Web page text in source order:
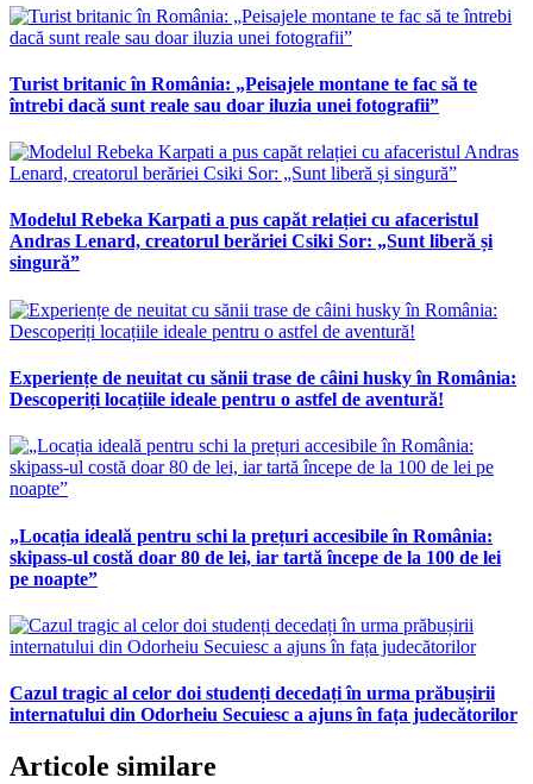
Turist britanic în România: „Peisajele montane te fac să te
întrebi dacă sunt reale sau doar iluzia unei fotografii”
Modelul Rebeka Karpati a pus capăt relației cu afaceristul
Andras Lenard, creatorul berăriei Csiki Sor: „Sunt liberă și
singură”
Experiențe de neuitat cu sănii trase de câini husky în România:
Descoperiți locațiile ideale pentru o astfel de aventură!
„Locația ideală pentru schi la prețuri accesibile în România:
skipass-ul costă doar 80 de lei, iar tartă începe de la 100 de lei
pe noapte”
Cazul tragic al celor doi studenți decedați în urma prăbușirii
internatului din Odorheiu Secuiesc a ajuns în fața judecătorilor
Articole similare